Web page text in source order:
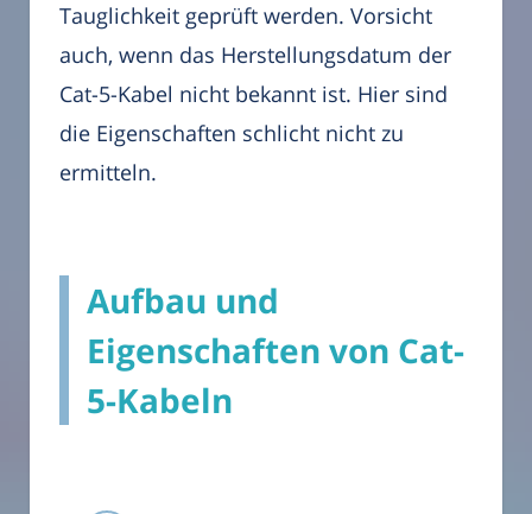
Tauglichkeit geprüft werden. Vorsicht
auch, wenn das Herstellungsdatum der
Cat-5-Kabel nicht bekannt ist. Hier sind
die Eigenschaften schlicht nicht zu
ermitteln.
Aufbau und
Eigenschaften von Cat-
5-Kabeln